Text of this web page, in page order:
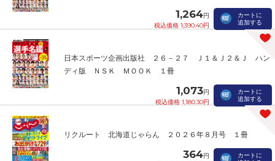
1,264円
税込価格 1,390.40円
カートに
追加する
日本スポーツ企画出版社 ２６－２７ Ｊ１＆Ｊ２＆Ｊ ハン
ディ版 ＮＳＫ ＭＯＯＫ １冊
1,073円
税込価格 1,180.30円
カートに
追加する
リクルート 北海道じゃらん ２０２６年８月号 １冊
364円
カートに